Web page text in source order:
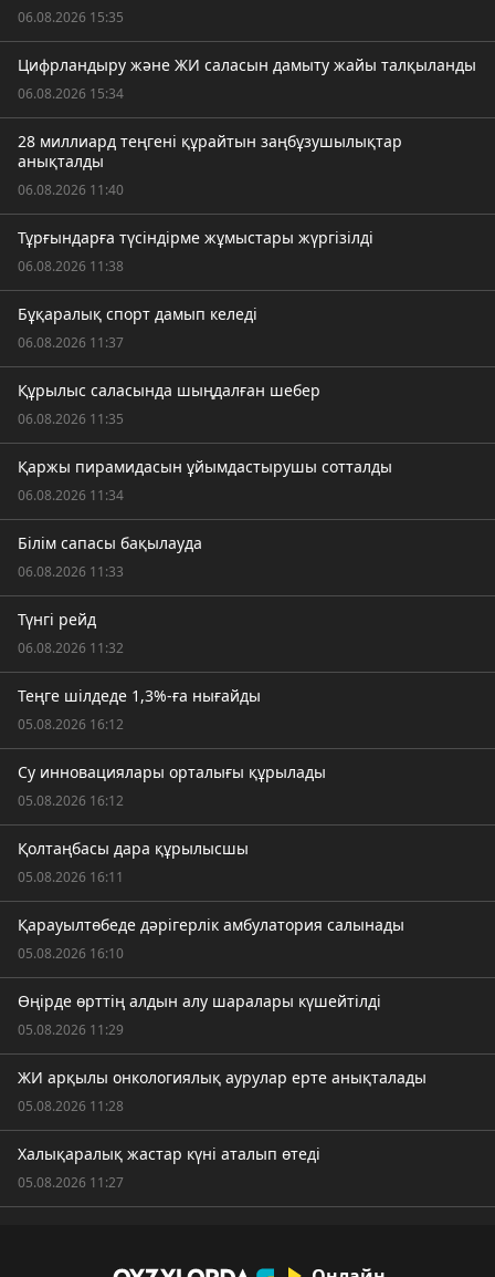
06.08.2026 15:35
Цифрландыру және ЖИ саласын дамыту жайы талқыланды
06.08.2026 15:34
28 миллиард теңгені құрайтын заңбұзушылықтар
анықталды
06.08.2026 11:40
Тұрғындарға түсіндірме жұмыстары жүргізілді
06.08.2026 11:38
Бұқаралық спорт дамып келеді
06.08.2026 11:37
Құрылыс саласында шыңдалған шебер
06.08.2026 11:35
Қаржы пирамидасын ұйымдастырушы сотталды
06.08.2026 11:34
Білім сапасы бақылауда
06.08.2026 11:33
Түнгі рейд
06.08.2026 11:32
Теңге шілдеде 1,3%-ға нығайды
05.08.2026 16:12
Су инновациялары орталығы құрылады
05.08.2026 16:12
Қолтаңбасы дара құрылысшы
05.08.2026 16:11
Қарауылтөбеде дәрігерлік амбулатория салынады
05.08.2026 16:10
Өңірде өрттің алдын алу шаралары күшейтілді
05.08.2026 11:29
ЖИ арқылы онкологиялық аурулар ерте анықталады
05.08.2026 11:28
Халықаралық жастар күні аталып өтеді
05.08.2026 11:27